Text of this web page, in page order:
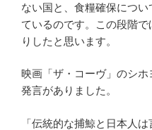
ない国と、食糧確保につ
ているのです。この段階
りしたと思います。
映画「ザ・コーヴ」のシ
発言がありました。
「伝統的な捕鯨と日本人